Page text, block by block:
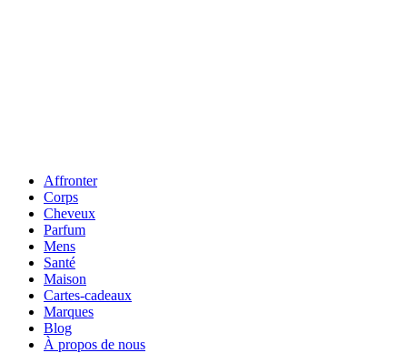
Affronter
Corps
Cheveux
Parfum
Mens
Santé
Maison
Cartes-cadeaux
Marques
Blog
À propos de nous